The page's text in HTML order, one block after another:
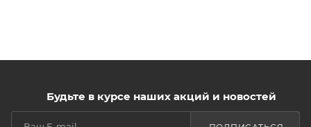
Будьте в курсе наших акций и новостей